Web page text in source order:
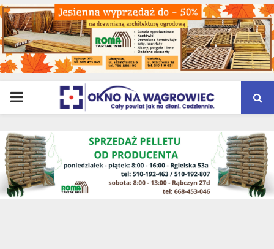
PRIMARY
MENU